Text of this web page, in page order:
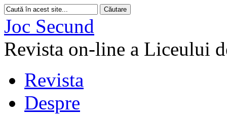
Joc Secund
Revista on-line a Liceului
Revista
Despre